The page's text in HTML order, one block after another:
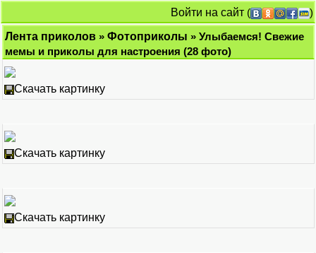
Войти на сайт (
)
Лента приколов » Фотоприколы » Улыбаемся! Свежие
мемы и приколы для настроения (28 фото)
Скачать картинку
Скачать картинку
Скачать картинку